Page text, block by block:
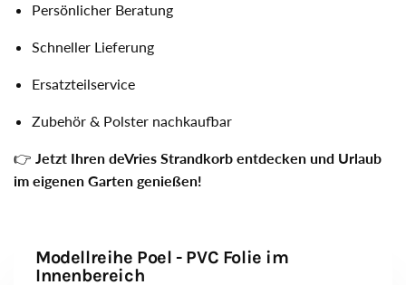
Persönlicher Beratung
Schneller Lieferung
Ersatzteilservice
Zubehör & Polster nachkaufbar
👉 Jetzt Ihren deVries Strandkorb entdecken und Urlaub
im eigenen Garten genießen!
Modellreihe Poel - PVC Folie im
Innenbereich